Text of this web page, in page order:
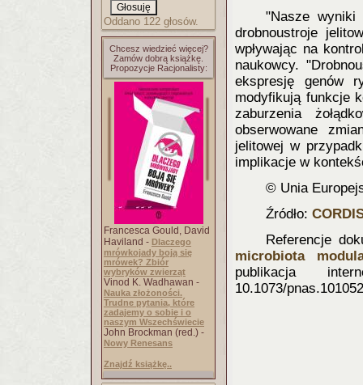
Oddano 122 głosów.
Chcesz wiedzieć więcej?
Zamów dobrą książkę.
Propozycje Racjonalisty:
Francesca Gould, David
Haviland - Dlaczego
mrówkojady boją się
mrówek? Zbiór
wybryków zwierząt
Vinod K. Wadhawan -
Nauka złożoności.
Trudne pytania, które
zadajemy o sobie i o
naszym Wszechświecie
John Brockman (red.) -
Nowy Renesans
Znajdź książkę..
"Nasze
drobnoustroje
wpływając na
naukowcy.
ekspresję genów
modyfikują funkcje
zaburzenia
obserwowane
jelitowej w
implikacje w
© Unia
Źródło:
Referencje
microbiota
publikacja
10.1073/